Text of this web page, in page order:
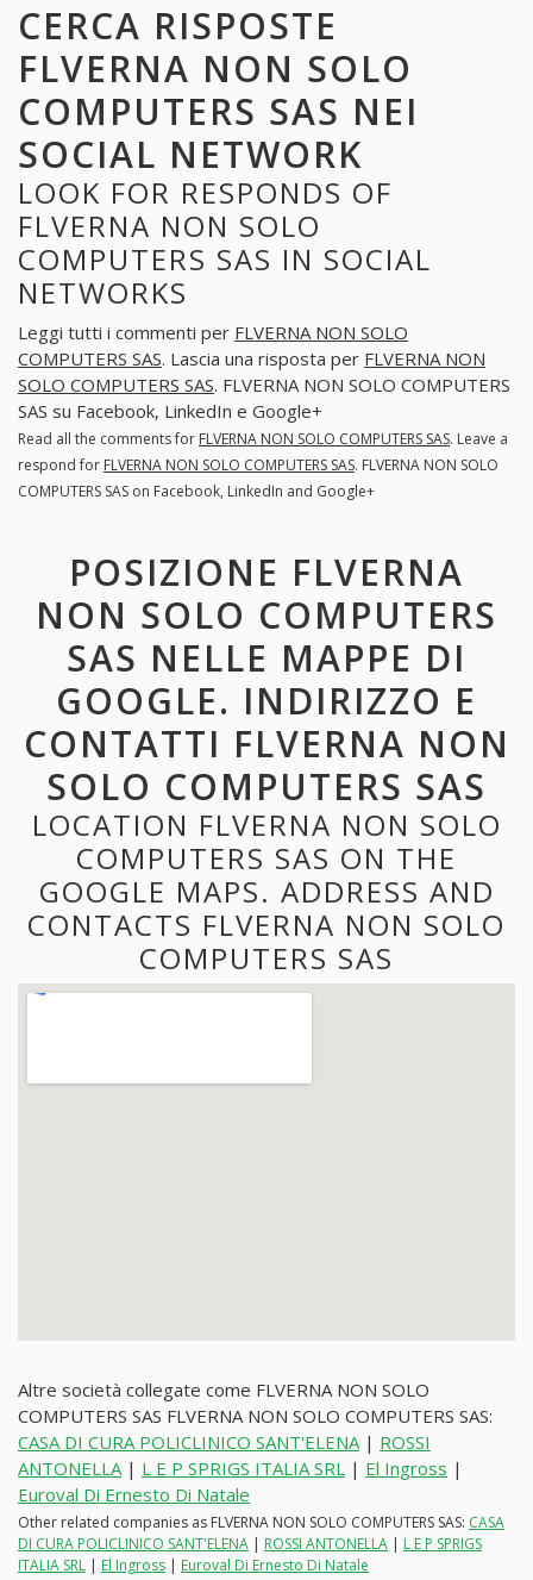
CERCA RISPOSTE
FLVERNA NON SOLO
COMPUTERS SAS NEI
SOCIAL NETWORK
LOOK FOR RESPONDS OF
FLVERNA NON SOLO
COMPUTERS SAS IN SOCIAL
NETWORKS
Leggi tutti i commenti per FLVERNA NON SOLO
COMPUTERS SAS. Lascia una risposta per FLVERNA NON
SOLO COMPUTERS SAS. FLVERNA NON SOLO COMPUTERS
SAS su Facebook, LinkedIn e Google+
Read all the comments for FLVERNA NON SOLO COMPUTERS SAS. Leave a
respond for FLVERNA NON SOLO COMPUTERS SAS. FLVERNA NON SOLO
COMPUTERS SAS on Facebook, LinkedIn and Google+
POSIZIONE FLVERNA
NON SOLO COMPUTERS
SAS NELLE MAPPE DI
GOOGLE. INDIRIZZO E
CONTATTI FLVERNA NON
SOLO COMPUTERS SAS
LOCATION FLVERNA NON SOLO
COMPUTERS SAS ON THE
GOOGLE MAPS. ADDRESS AND
CONTACTS FLVERNA NON SOLO
COMPUTERS SAS
Altre società collegate come FLVERNA NON SOLO
COMPUTERS SAS FLVERNA NON SOLO COMPUTERS SAS:
CASA DI CURA POLICLINICO SANT'ELENA | ROSSI
ANTONELLA | L E P SPRIGS ITALIA SRL | El Ingross |
Euroval Di Ernesto Di Natale
Other related companies as FLVERNA NON SOLO COMPUTERS SAS: CASA
DI CURA POLICLINICO SANT'ELENA | ROSSI ANTONELLA | L E P SPRIGS
ITALIA SRL | El Ingross | Euroval Di Ernesto Di Natale